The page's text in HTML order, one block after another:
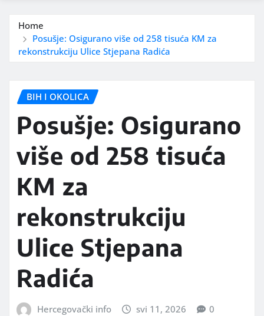
Home
Posušje: Osigurano više od 258 tisuća KM za
rekonstrukciju Ulice Stjepana Radića
BIH I OKOLICA
Posušje: Osigurano
više od 258 tisuća
KM za
rekonstrukciju
Ulice Stjepana
Radića
Hercegovački info svi 11, 2026 0